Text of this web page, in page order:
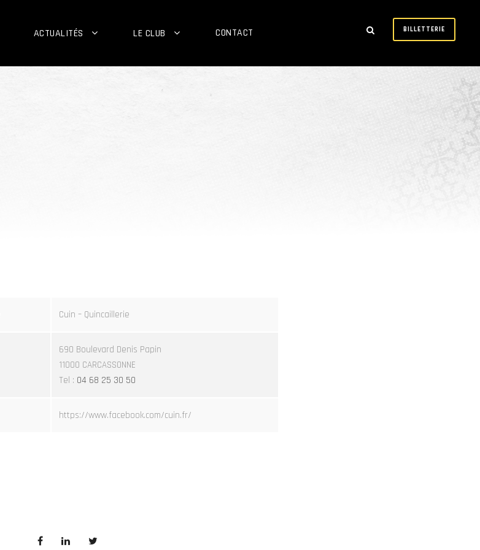
ACTUALITÉS LE CLUB CONTACT BILLETTERIE
Cuin – Quincaillerie
690 Boulevard Denis Papin
11000 CARCASSONNE
Tel : 04 68 25 30 50
https://www.facebook.com/cuin.fr/